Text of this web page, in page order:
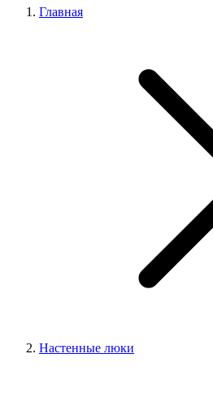
Главная
Настенные люки